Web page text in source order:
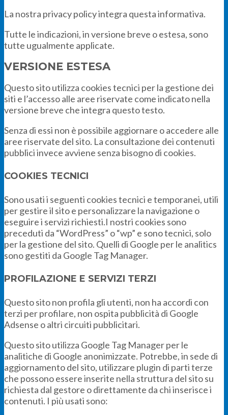
La nostra privacy policy integra questa informativa.
Tutte le indicazioni, in versione breve o estesa, sono
tutte ugualmente applicate.
VERSIONE ESTESA
Questo sito utilizza cookies tecnici per la gestione dei
siti e l’accesso alle aree riservate come indicato nella
versione breve che integra questo testo.
Senza di essi non è possibile aggiornare o accedere alle
aree riservate del sito. La consultazione dei contenuti
pubblici invece avviene senza bisogno di cookies.
COOKIES TECNICI
Sono usati i seguenti cookies tecnici e temporanei, utili
per gestire il sito e personalizzare la navigazione o
eseguire i servizi richiesti.I nostri cookies sono
preceduti da “WordPress” o “wp” e sono tecnici, solo
per la gestione del sito. Quelli di Google per le analitics
sono gestiti da Google Tag Manager.
PROFILAZIONE E SERVIZI TERZI
Questo sito non profila gli utenti, non ha accordi con
terzi per profilare, non ospita pubblicità di Google
Adsense o altri circuiti pubblicitari.
Questo sito utilizza Google Tag Manager per le
analitiche di Google anonimizzate. Potrebbe, in sede di
aggiornamento del sito, utilizzare plugin di parti terze
che possono essere inserite nella struttura del sito su
richiesta dal gestore o direttamente da chi inserisce i
contenuti. I più usati sono: